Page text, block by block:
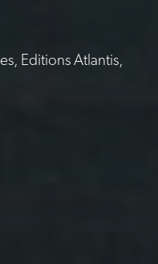
Editions Atlantis,